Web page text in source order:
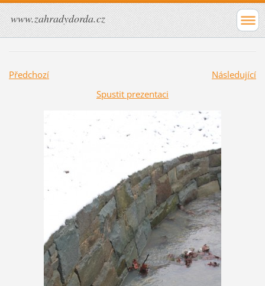
www.zahradydorda.cz
Předchozí
Následující
Spustit prezentaci